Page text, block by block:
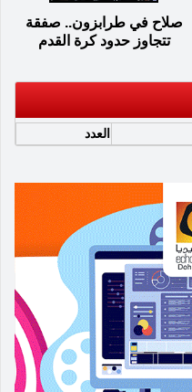
صلاح في طرابزون.. صفقة
تتجاوز حدود كرة القدم
العدد